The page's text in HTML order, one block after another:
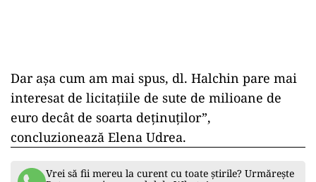
Dar așa cum am mai spus, dl. Halchin pare mai
interesat de licitațiile de sute de milioane de
euro decât de soarta deținuților”,
concluzionează Elena Udrea.
Vrei să fii mereu la curent cu toate știrile? Urmărește